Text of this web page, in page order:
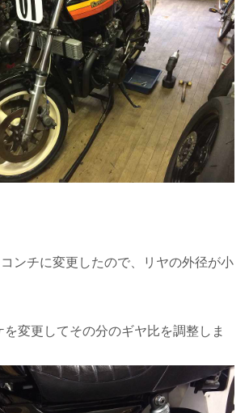
ンチに変更したので、リヤの外径が小
変更してその分のギヤ比を調整しま